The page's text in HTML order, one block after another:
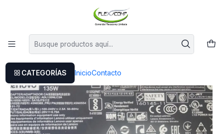
CATEGORÍAS InicioContacto
Este es el texto del slide